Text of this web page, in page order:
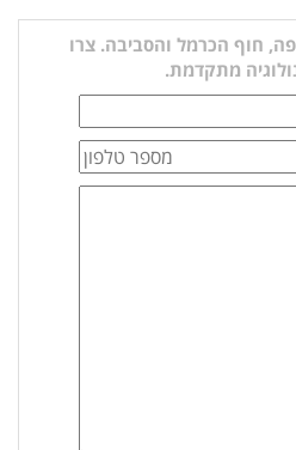
חוף הכרמל והסביבה. צרו
מתקדמת.